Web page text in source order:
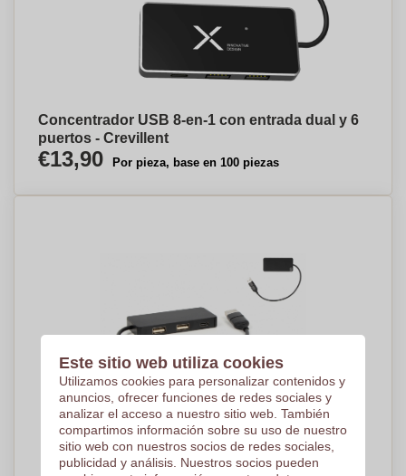
Concentrador USB 8-en-1 con entrada dual y 6
puertos - Crevillent
€13,90 Por pieza, base en 100 piezas
Este sitio web utiliza cookies
Utilizamos cookies para personalizar contenidos y
anuncios, ofrecer funciones de redes sociales y
analizar el acceso a nuestro sitio web. También
compartimos información sobre su uso de nuestro
sitio web con nuestros socios de redes sociales,
publicidad y análisis. Nuestros socios pueden